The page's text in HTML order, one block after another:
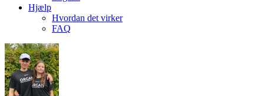
Hjælp
Hvordan det virker
FAQ